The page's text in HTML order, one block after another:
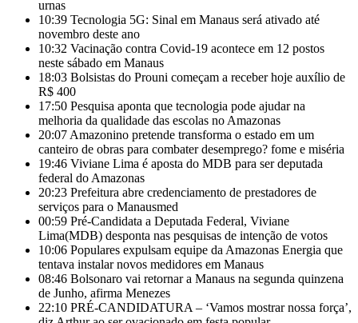
urnas
10:39 Tecnologia 5G: Sinal em Manaus será ativado até
novembro deste ano
10:32 Vacinação contra Covid-19 acontece em 12 postos
neste sábado em Manaus
18:03 Bolsistas do Prouni começam a receber hoje auxílio de
R$ 400
17:50 Pesquisa aponta que tecnologia pode ajudar na
melhoria da qualidade das escolas no Amazonas
20:07 Amazonino pretende transforma o estado em um
canteiro de obras para combater desemprego? fome e miséria
19:46 Viviane Lima é aposta do MDB para ser deputada
federal do Amazonas
20:23 Prefeitura abre credenciamento de prestadores de
serviços para o Manausmed
00:59 Pré-Candidata a Deputada Federal, Viviane
Lima(MDB) desponta nas pesquisas de intenção de votos
10:06 Populares expulsam equipe da Amazonas Energia que
tentava instalar novos medidores em Manaus
08:46 Bolsonaro vai retornar a Manaus na segunda quinzena
de Junho, afirma Menezes
22:10 PRÉ-CANDIDATURA – ‘Vamos mostrar nossa força’,